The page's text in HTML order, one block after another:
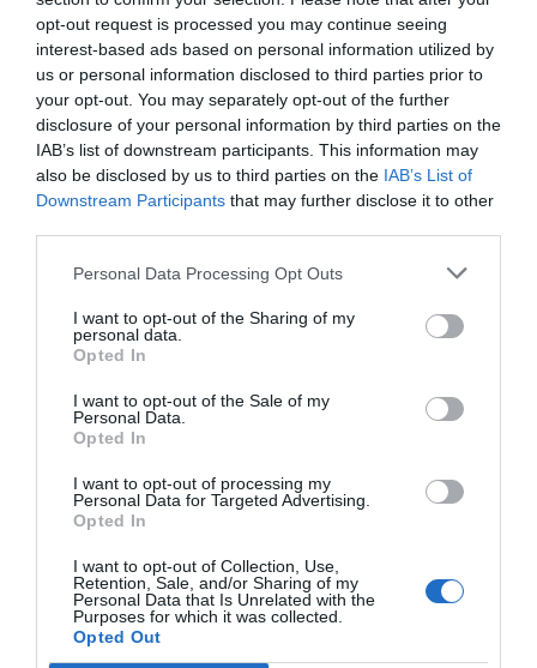
opt-out request is processed you may continue seeing
interest-based ads based on personal information utilized by
us or personal information disclosed to third parties prior to
your opt-out. You may separately opt-out of the further
disclosure of your personal information by third parties on the
IAB’s list of downstream participants. This information may
also be disclosed by us to third parties on the IAB’s List of
Downstream Participants that may further disclose it to other
Personal Data Processing Opt Outs
I want to opt-out of the Sharing of my
personal data.
Opted In
I want to opt-out of the Sale of my
Personal Data.
Opted In
I want to opt-out of processing my
Personal Data for Targeted Advertising.
Opted In
I want to opt-out of Collection, Use,
Retention, Sale, and/or Sharing of my
Personal Data that Is Unrelated with the
Purposes for which it was collected.
Opted Out
la alférez Gisbert Mira-Perceval tiene lugar al cerrar el
despliegue musulmán de este primer día de trilogía.
Otra novedad: escuadra mixta